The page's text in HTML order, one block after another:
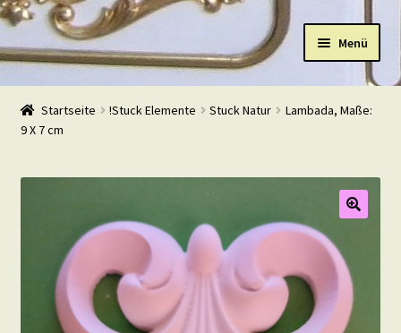
Navigation
Zum
Inhalt
Menü
Start
Shop
Warenkorb
Mein Konto
Beispiele
Startseite !Stuck Elemente Stuck Natur
Lambada, Maße:
9 X 7 cm